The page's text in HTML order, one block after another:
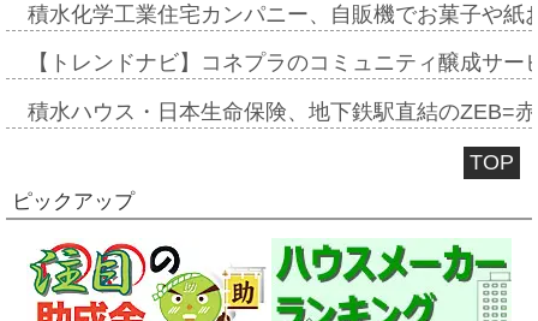
積水化学工業住宅カンパニー、自販機でお菓子や
【トレンドナビ】コネプラのコミュニティ醸成サ
積水ハウス・日本生命保険、地下鉄駅直結のZEB=
TOP
ピックアップ